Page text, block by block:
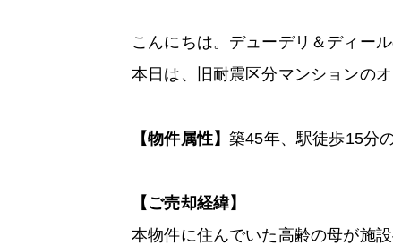
こんにちは。デューデリ＆ディール
本日は、旧耐震区分マンションの
【物件属性】築45年、駅徒歩15分
【ご売却経緯】
本物件に住んでいた高齢の母が施